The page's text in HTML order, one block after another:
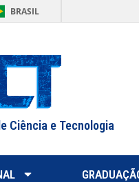
BRASIL
Ciência e Tecnologia